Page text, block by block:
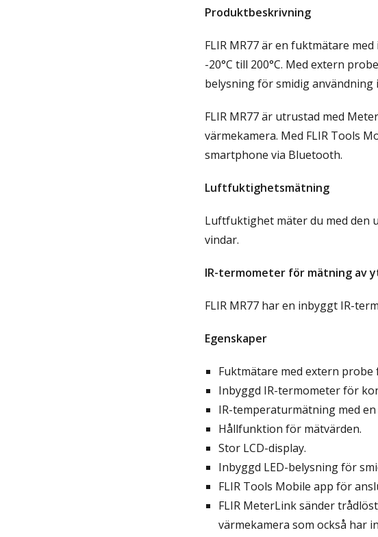
Produktbeskrivning
FLIR MR77 är en fuktmätare
-20°C till 200°C. Med extern
belysning för smidig
FLIR MR77 är utrustad med
värmekamera. Med FLIR Tools
smartphone via Bluetooth.
Luftfuktighetsmätning
Luftfuktighet mäter du med den
vindar.
IR-termometer för mätning av
FLIR MR77 har en inbyggt IR-
Egenskaper
Fuktmätare med extern
Inbyggd IR-termometer för
IR-temperaturmätning med en
Hållfunktion för mätvärden.
Stor LCD-display.
Inbyggd LED-belysning för
FLIR Tools Mobile app för
FLIR MeterLink sänder
värmekamera som också har